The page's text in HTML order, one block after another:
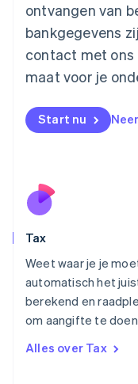
ontvangen van
bankgegevens
contact met ons
maat voor je
Start nu
Tax
Weet waar je je
automatisch het
berekend en
om aangifte te
Alles over Tax
Maleisië
English简体中文
Malta
English
Mexico
Nederland
NederlandsEnglish
English
Oostenrijk
English
Portugal
English
Roemenië
English
Singapore
English 简体中文